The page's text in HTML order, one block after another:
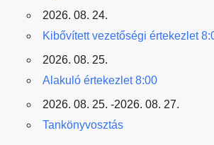
2026. 08. 24.
Kibővített vezetőségi értekezlet
2026. 08. 25.
Alakuló értekezlet 8:00
2026. 08. 25. -2026. 08. 27.
Tankönyvosztás